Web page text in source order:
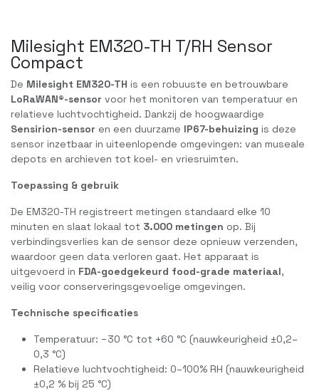
Milesight EM320-TH T/RH Sensor
Compact
De Milesight EM320-TH is een robuuste en betrouwbare
LoRaWAN®-sensor voor het monitoren van temperatuur en
relatieve luchtvochtigheid. Dankzij de hoogwaardige
Sensirion-sensor en een duurzame IP67-behuizing is deze
sensor inzetbaar in uiteenlopende omgevingen: van museale
depots en archieven tot koel- en vriesruimten.
Toepassing & gebruik
De EM320-TH registreert metingen standaard elke 10
minuten en slaat lokaal tot 3.000 metingen op. Bij
verbindingsverlies kan de sensor deze opnieuw verzenden,
waardoor geen data verloren gaat. Het apparaat is
uitgevoerd in FDA-goedgekeurd food-grade materiaal,
veilig voor conserveringsgevoelige omgevingen.
Technische specificaties
Temperatuur: −30 °C tot +60 °C (nauwkeurigheid ±0,2–
0,3 °C)
Relatieve luchtvochtigheid: 0–100% RH (nauwkeurigheid
±0,2 % bij 25 °C)